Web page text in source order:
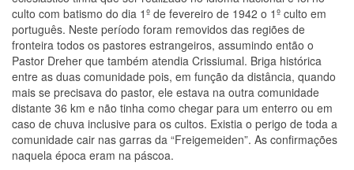
culto com batismo do dia 1º de fevereiro de 1942 o 1º culto em
português. Neste período foram removidos das regiões de
fronteira todos os pastores estrangeiros, assumindo então o
Pastor Dreher que também atendia Crissiumal. Briga histórica
entre as duas comunidade pois, em função da distância, quando
mais se precisava do pastor, ele estava na outra comunidade
distante 36 km e não tinha como chegar para um enterro ou em
caso de chuva inclusive para os cultos. Existia o perigo de toda a
comunidade cair nas garras da “Freigemeiden”. As confirmações
naquela época eram na páscoa.